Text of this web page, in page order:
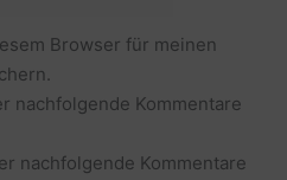
Browser für meinen
nachfolgende Kommentare
nachfolgende Kommentare